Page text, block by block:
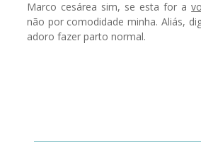
Marco cesárea sim, se esta for a
não por comodidade minha. Aliás,
adoro fazer parto normal.